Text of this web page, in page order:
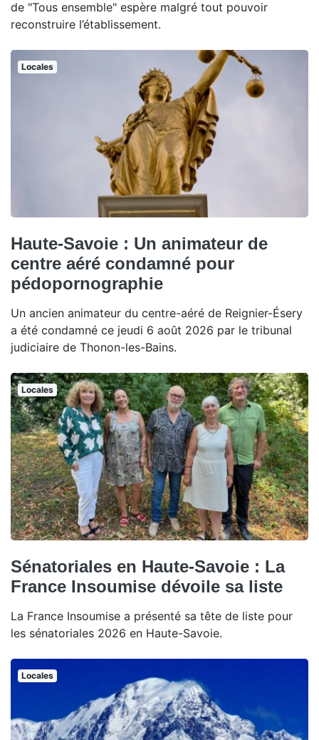
de "Tous ensemble" espère malgré tout pouvoir
reconstruire l’établissement.
Locales
Haute-Savoie : Un animateur de
centre aéré condamné pour
pédopornographie
Un ancien animateur du centre-aéré de Reignier-Ésery
a été condamné ce jeudi 6 août 2026 par le tribunal
judiciaire de Thonon-les-Bains.
Locales
Sénatoriales en Haute-Savoie : La
France Insoumise dévoile sa liste
La France Insoumise a présenté sa tête de liste pour
les sénatoriales 2026 en Haute-Savoie.
Locales